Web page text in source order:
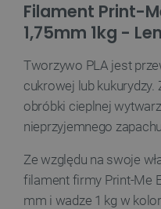
Filament Print-
1,75mm 1kg -
Tworzywo PLA jest
cukrowej lub
obróbki cieplnej
nieprzyjemnego zapachu.
Ze względu na swoje
filament firmy Print-Me
mm i wadze 1 kg w